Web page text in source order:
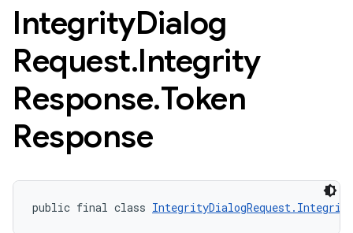
IntegrityDialog
Request.Integrity
Response.Token
Response
public final class